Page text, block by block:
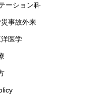
ーション科
事故外来
医学